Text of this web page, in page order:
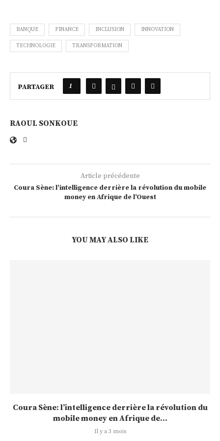
BANQUE FINANCE INCLUSION INNOVATION
TECHNOLOGIE TRANSFORMATION
PARTAGER 1
RAOUL SONKOUE
Article précédente
Coura Sène: l’intelligence derrière la révolution du mobile
money en Afrique de l’Ouest
YOU MAY ALSO LIKE
Coura Sène: l’intelligence derrière la révolution du
mobile money en Afrique de...
Il y a 3 mois